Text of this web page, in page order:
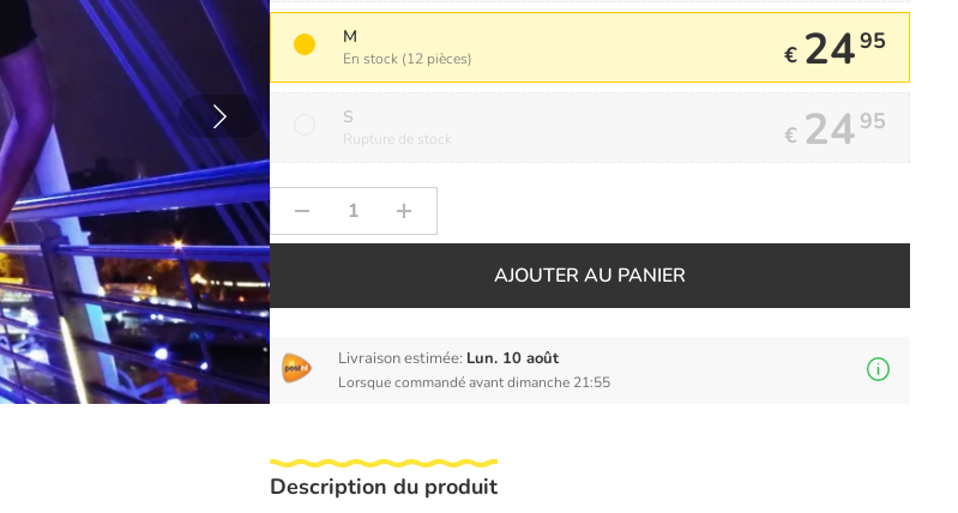
M
En stock (12 pièces) € 2495
S
Rupture de stock € 24 95
AJOUTER AU PANIER
Livraison estimée: Lun. 10 août
Lorsque commandé avant dimanche 21:55
Description du produit